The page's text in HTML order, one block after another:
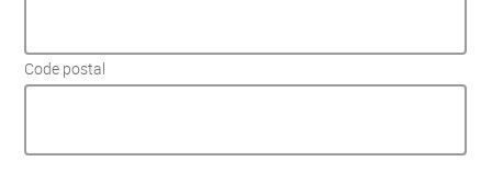
Code postal